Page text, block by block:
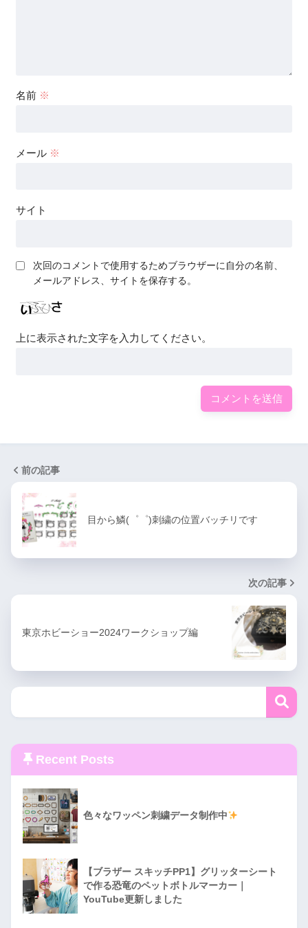
名前 ※
メール ※
サイト
次回のコメントで使用するためブラウザーに自分の名前、
メールアドレス、サイトを保存する。
上に表示された文字を入力してください。
前の記事
目から鱗(゜゜)刺繍の位置バッチリです
次の記事
東京ホビーショー2024ワークショップ編
Recent Posts
色々なワッペン刺繍データ制作中
【ブラザー スキッチPP1】グリッターシート
で作る恐竜のペットボトルマーカー｜
YouTube更新しました